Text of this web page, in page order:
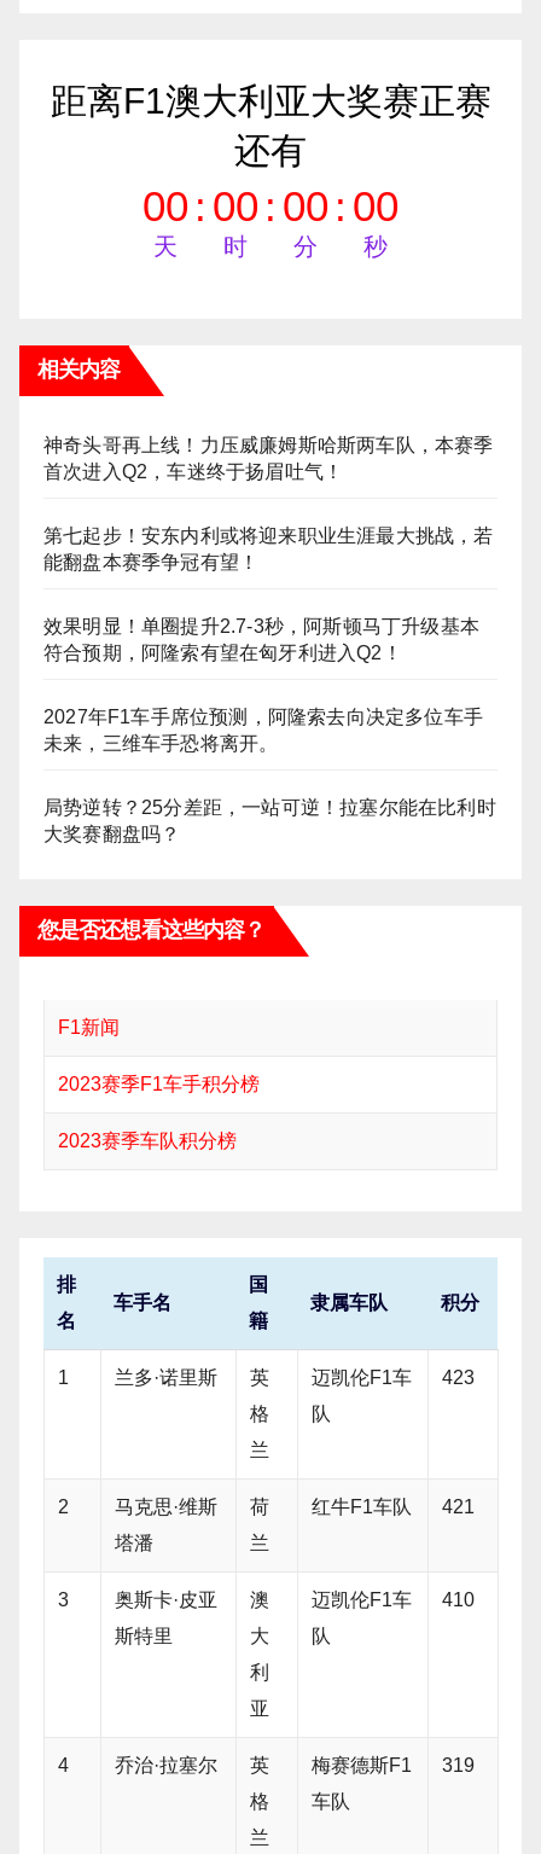
距离F1澳大利亚大奖赛正赛
还有
00
天
: 00
时
: 00
分
: 00
秒
相关内容
神奇头哥再上线！力压威廉姆斯哈斯两车队，本赛季
首次进入Q2，车迷终于扬眉吐气！
第七起步！安东内利或将迎来职业生涯最大挑战，若
能翻盘本赛季争冠有望！
效果明显！单圈提升2.7-3秒，阿斯顿马丁升级基本
符合预期，阿隆索有望在匈牙利进入Q2！
2027年F1车手席位预测，阿隆索去向决定多位车手
未来，三维车手恐将离开。
局势逆转？25分差距，一站可逆！拉塞尔能在比利时
大奖赛翻盘吗？
您是否还想看这些内容？
F1新闻
2023赛季F1车手积分榜
2023赛季车队积分榜
排
名
车手名
国
籍
隶属车队 积分
1 兰多·诺里斯
英
格
兰
迈凯伦F1车
队
423
2
马克思·维斯
塔潘
荷
兰
红牛F1车队 421
3
奥斯卡·皮亚
斯特里
澳
大
利
亚
迈凯伦F1车
队
410
4 乔治·拉塞尔
英
格
兰
梅赛德斯F1
车队
319